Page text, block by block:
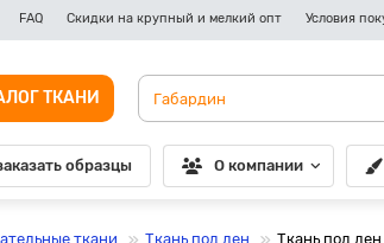
FAQ Скидки на крупный и мелкий опт Условия
ТКАНИ
образцы О компании
ткани Ткань под лен Ткань под